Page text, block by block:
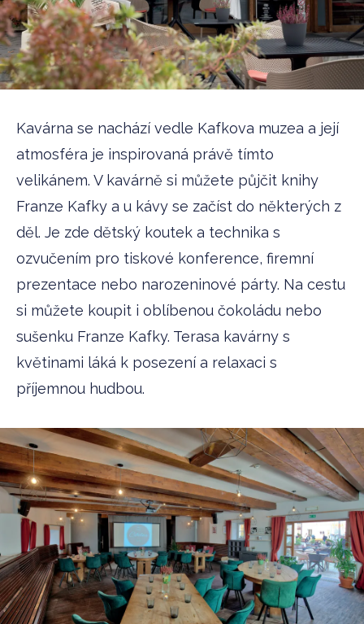
Kavárna se nachází vedle Kafkova muzea a její
atmosféra je inspirovaná právě tímto
velikánem. V kavárně si můžete půjčit knihy
Franze Kafky a u kávy se začíst do některých z
děl. Je zde dětský koutek a technika s
ozvučením pro tiskové konference, firemní
prezentace nebo narozeninové párty. Na cestu
si můžete koupit i oblíbenou čokoládu nebo
sušenku Franze Kafky. Terasa kavárny s
květinami láká k posezení a relaxaci s
příjemnou hudbou.